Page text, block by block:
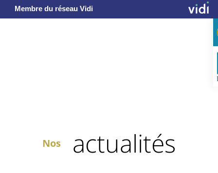
Membre du réseau Vidi
Nos actualités